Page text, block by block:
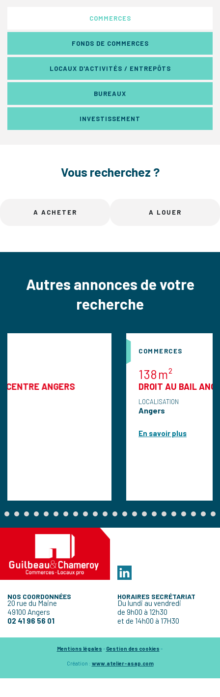
COMMERCES
FONDS DE COMMERCES
LOCAUX D'ACTIVITÉS / ENTREPÔTS
BUREAUX
INVESTISSEMENT
Vous recherchez ?
A ACHETER A LOUER
Autres annonces de votre
recherche
DROIT AU BAIL ANGERS
En savoir plus
NOS COORDONNÉES
20 rue du Maine
49100 Angers
02 41 96 56 01
HORAIRES SECRÉTARIAT
Du lundi au vendredi
de 9h00 à 12h30
et de 14h00 à 17H30
Mentions légales - Gestion des cookies -
Création : www.atelier-asap.com